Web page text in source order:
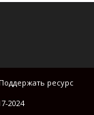
Поддержать ресурс
2024